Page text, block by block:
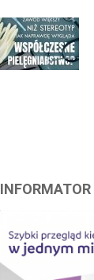
INFORMATOR